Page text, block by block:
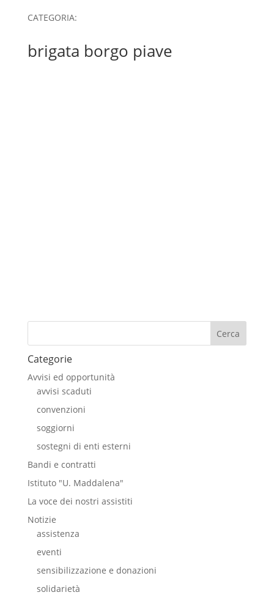
CATEGORIA:
brigata borgo piave
Cerca
Categorie
Avvisi ed opportunità
avvisi scaduti
convenzioni
soggiorni
sostegni di enti esterni
Bandi e contratti
Istituto "U. Maddalena"
La voce dei nostri assistiti
Notizie
assistenza
eventi
sensibilizzazione e donazioni
solidarietà